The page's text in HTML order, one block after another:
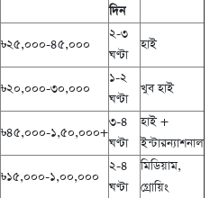
দিন
৳২৫,০০০-৪৫,০০০
২-৩
ঘণ্টা
হাই
৳২০,০০০-৩০,০০০
১-২
ঘণ্টা
খুব হাই
৳৪৫,০০০-১,৫০,০০০+
৩-৪
ঘণ্টা
হাই +
ইন্টারন্যাশনাল
৳১৫,০০০-১,০০,০০০
২-৪
ঘণ্টা
মিডিয়াম,
গ্রোয়িং